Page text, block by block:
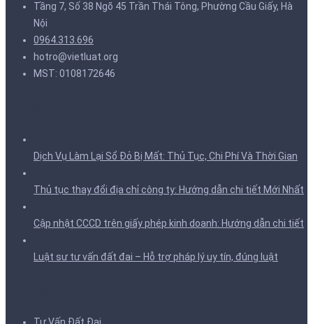
Tầng 7, Số 38 Ngõ 45 Trần Thái Tông, Phường Cầu Giấy, Hà
Nội
0964.313.696
hotro@vietluat.org
MST: 0108172646
Dịch Vụ Làm Lại Sổ Đỏ Bị Mất: Thủ Tục, Chi Phí Và Thời Gian
Thủ tục thay đổi địa chỉ công ty: Hướng dẫn chi tiết Mới Nhất
Cập nhật CCCD trên giấy phép kinh doanh: Hướng dẫn chi tiết
Luật sư tư vấn đất đai – Hỗ trợ pháp lý uy tín, đúng luật
Tư Vấn Đất Đai